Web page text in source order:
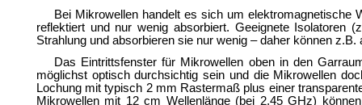
Bei Mikrowellen handelt es sich um elektromagnetische
reflektiert und nur wenig absorbiert. Geeignete Isolatoren
Strahlung und absorbieren sie nur wenig – daher können
Das Eintrittsfenster für Mikrowellen oben in den
möglichst optisch durchsichtig sein und die Mikrowellen
Lochung mit typisch 2 mm Rastermaß plus einer
Mikrowellen mit 12 cm Wellenlänge (bei 2,45 GHz)